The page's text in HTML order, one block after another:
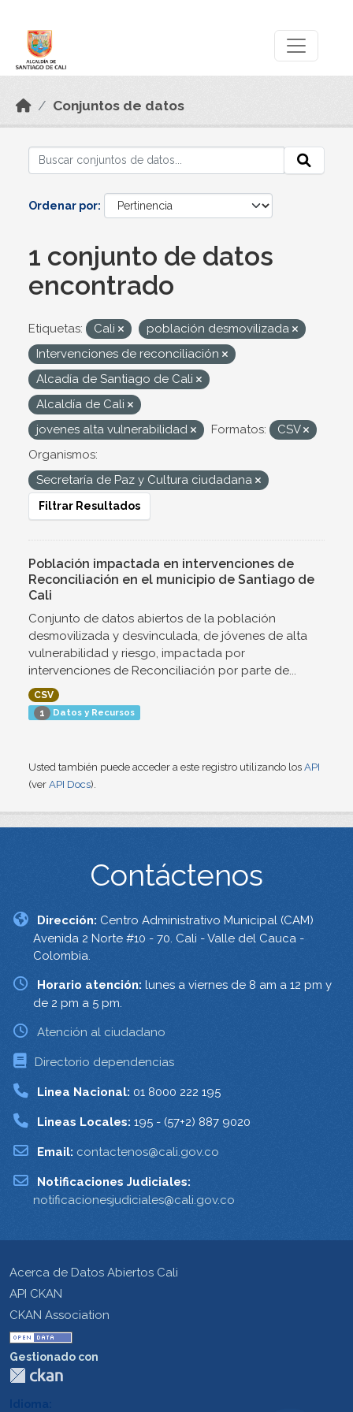
Conjuntos de datos
Ordenar por
1 conjunto de datos
encontrado
Etiquetas: Cali
población desmovilizada
Intervenciones de reconciliación
Alcadía de Santiago de Cali
Alcaldía de Cali
jovenes alta vulnerabilidad
Formatos:
CSV
Organismos:
Secretaría de Paz y Cultura ciudadana
Filtrar Resultados
Población impactada en intervenciones de
Reconciliación en el municipio de Santiago de
Cali
Conjunto de datos abiertos de la población
desmovilizada y desvinculada, de jóvenes de alta
vulnerabilidad y riesgo, impactada por
intervenciones de Reconciliación por parte de...
CSV
1 Datos y Recursos
Usted también puede acceder a este registro utilizando los API
(ver API Docs).
Contáctenos
Dirección: Centro Administrativo Municipal (CAM)
Avenida 2 Norte #10 - 70. Cali - Valle del Cauca -
Colombia.
Horario atención: lunes a viernes de 8 am a 12 pm y
de 2 pm a 5 pm.
Atención al ciudadano
Directorio dependencias
Linea Nacional: 01 8000 222 195
Lineas Locales: 195 - (57+2) 887 9020
Email: contactenos@cali.gov.co
Notificaciones Judiciales:
notificacionesjudiciales@cali.gov.co
Acerca de Datos Abiertos Cali
API CKAN
CKAN Association
Gestionado con